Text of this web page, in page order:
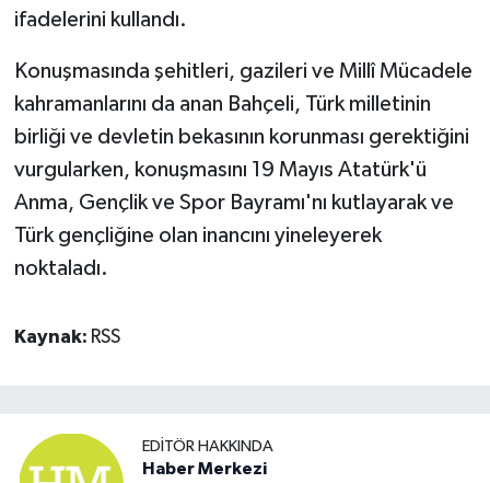
ifadelerini kullandı.
Konuşmasında şehitleri, gazileri ve Millî Mücadele
kahramanlarını da anan Bahçeli, Türk milletinin
birliği ve devletin bekasının korunması gerektiğini
vurgularken, konuşmasını 19 Mayıs Atatürk'ü
Anma, Gençlik ve Spor Bayramı'nı kutlayarak ve
Türk gençliğine olan inancını yineleyerek
noktaladı.
Kaynak: RSS
EDITÖR HAKKINDA
Haber Merkezi